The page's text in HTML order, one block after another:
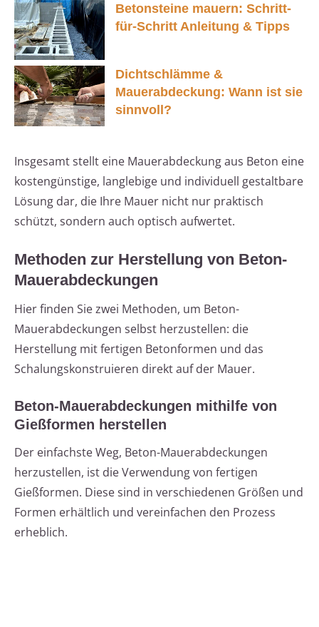
Betonsteine mauern: Schritt-
für-Schritt Anleitung & Tipps
Dichtschlämme &
Mauerabdeckung: Wann ist sie
sinnvoll?
Insgesamt stellt eine Mauerabdeckung aus Beton eine
kostengünstige, langlebige und individuell gestaltbare
Lösung dar, die Ihre Mauer nicht nur praktisch
schützt, sondern auch optisch aufwertet.
Methoden zur Herstellung von Beton-
Mauerabdeckungen
Hier finden Sie zwei Methoden, um Beton-
Mauerabdeckungen selbst herzustellen: die
Herstellung mit fertigen Betonformen und das
Schalungskonstruieren direkt auf der Mauer.
Beton-Mauerabdeckungen mithilfe von
Gießformen herstellen
Der einfachste Weg, Beton-Mauerabdeckungen
herzustellen, ist die Verwendung von fertigen
Gießformen. Diese sind in verschiedenen Größen und
Formen erhältlich und vereinfachen den Prozess
erheblich.